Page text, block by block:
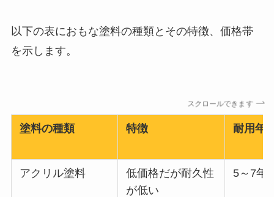
以下の表におもな塗料の種類とその特徴、価格帯
を示します。
スクロールできます
塗料の種類 特徴 耐用年
アクリル塗料
低価格だが耐久性
が低い
5～7年